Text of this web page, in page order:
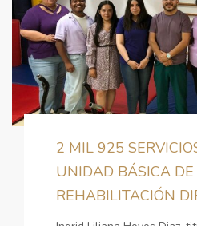
2 MIL 925
UNIDAD BÁSICA DE
REHABILITACIÓN